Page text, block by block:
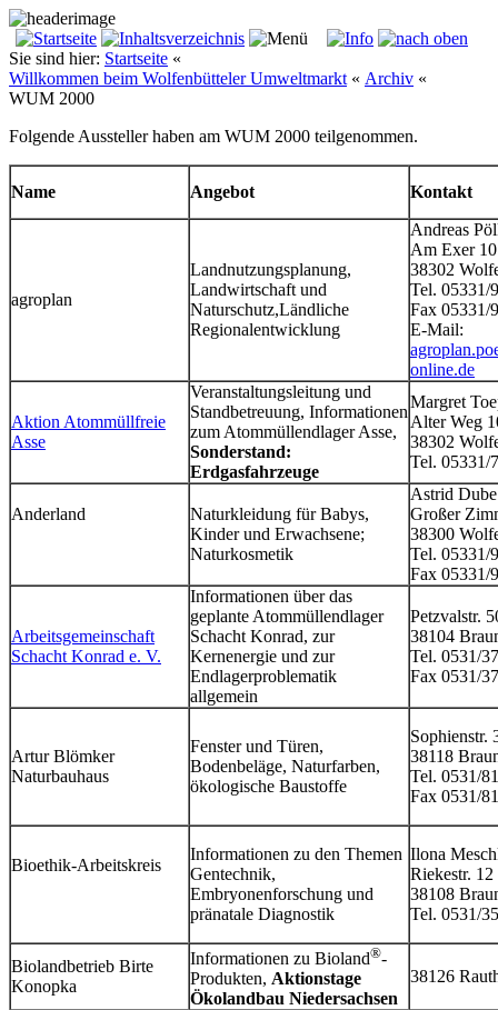
Sie sind hier: Startseite «
Willkommen beim Wolfenbütteler Umweltmarkt « Archiv «
WUM 2000
Folgende Aussteller haben am WUM 2000 teilgenommen.
Name Angebot Kontakt
agroplan
Landnutzungsplanung,
Landwirtschaft und
Naturschutz,Ländliche
Regionalentwicklung
Andreas
Am Exer 10
38302
Tel. 05331/
Fax 05331/
E-Mail:
online.de
Aktion Atommüllfreie
Asse
Veranstaltungsleitung und
Standbetreuung, Informationen
zum Atommüllendlager Asse,
Sonderstand:
Erdgasfahrzeuge
Margret
Alter Weg
38302
Tel. 05331/
Anderland
Naturkleidung für Babys,
Kinder und Erwachsene;
Naturkosmetik
Astrid Dube
Großer
38300
Tel. 05331/
Fax 05331/
Arbeitsgemeinschaft
Schacht Konrad e. V.
Informationen über das
geplante Atommüllendlager
Schacht Konrad, zur
Kernenergie und zur
Endlagerproblematik
allgemein
Petzvalstr.
38104
Tel. 0531/
Fax 0531/
Artur Blömker
Naturbauhaus
Fenster und Türen,
Bodenbeläge, Naturfarben,
ökologische Baustoffe
Sophienstr.
38118
Tel. 0531/
Fax 0531/
Bioethik-Arbeitskreis
Informationen zu den Themen
Gentechnik,
Embryonenforschung und
pränatale Diagnostik
Ilona
Riekestr. 12
38108
Tel. 0531/
Biolandbetrieb Birte
Konopka
Informationen zu Bioland®-
Produkten, Aktionstage
Ökolandbau Niedersachsen
38126